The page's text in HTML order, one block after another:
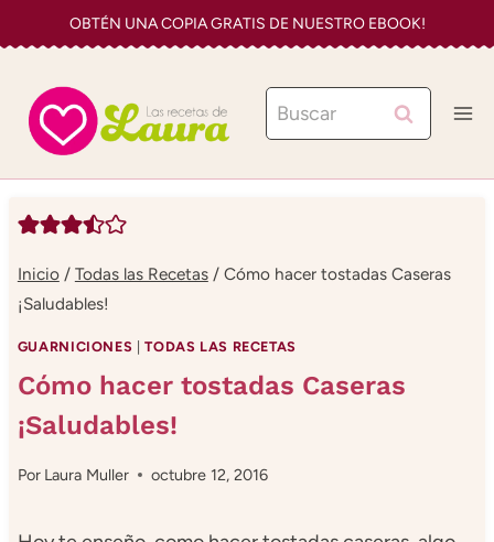
al
contenido
OBTÉN UNA COPIA GRATIS DE NUESTRO EBOOK!
Buscar:
Inicio / Todas las Recetas / Cómo hacer tostadas Caseras
¡Saludables!
GUARNICIONES |TODAS LAS RECETAS
Cómo hacer tostadas Caseras
¡Saludables!
Por Laura Muller octubre 12, 2016